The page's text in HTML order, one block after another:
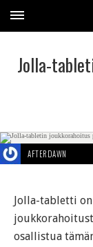
Jolla-
AFTERDAWN
Jolla-tabletti
osallistua